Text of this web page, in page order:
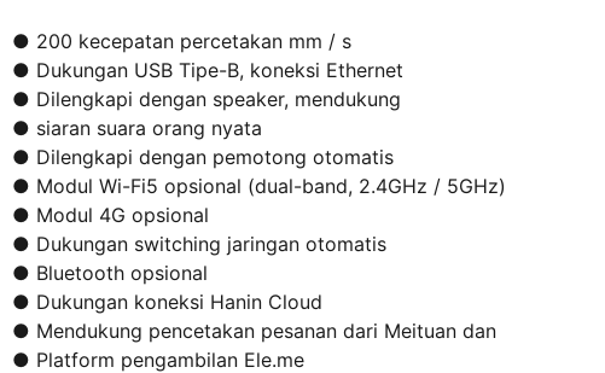
● 200 kecepatan percetakan mm / s
● Dukungan USB Tipe-B, koneksi Ethernet
● Dilengkapi dengan speaker, mendukung
● siaran suara orang nyata
● Dilengkapi dengan pemotong otomatis
● Modul Wi-Fi5 opsional (dual-band, 2.4GHz / 5GHz)
● Modul 4G opsional
● Dukungan switching jaringan otomatis
● Bluetooth opsional
● Dukungan koneksi Hanin Cloud
● Mendukung pencetakan pesanan dari Meituan dan
● Platform pengambilan Ele.me